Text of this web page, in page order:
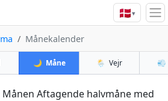
🇩🇰▾
Månekalender
🌙 Måne 🌦️ Vejr 💨
Aftagende halvmåne med